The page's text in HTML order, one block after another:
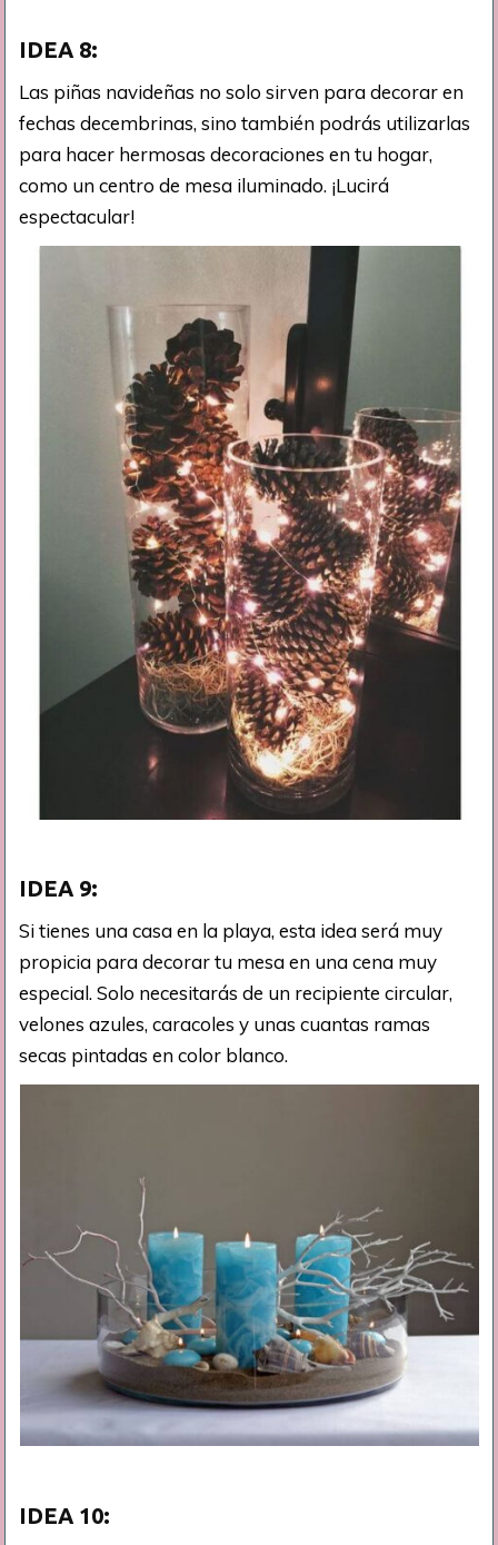
IDEA 8:
Las piñas navideñas no solo sirven para decorar en
fechas decembrinas, sino también podrás utilizarlas
para hacer hermosas decoraciones en tu hogar,
como un centro de mesa iluminado. ¡Lucirá
espectacular!
IDEA 9:
Si tienes una casa en la playa, esta idea será muy
propicia para decorar tu mesa en una cena muy
especial. Solo necesitarás de un recipiente circular,
velones azules, caracoles y unas cuantas ramas
secas pintadas en color blanco.
IDEA 10: